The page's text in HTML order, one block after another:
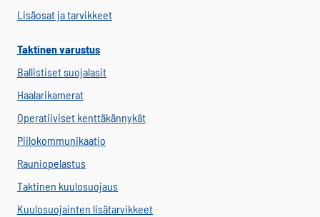
Lisäosat ja tarvikkeet
Taktinen varustus
Ballistiset suojalasit
Haalarikamerat
Operatiiviset kenttäkännykät
Piilokommunikaatio
Rauniopelastus
Taktinen kuulosuojaus
Kuulosuojainten lisätarvikkeet